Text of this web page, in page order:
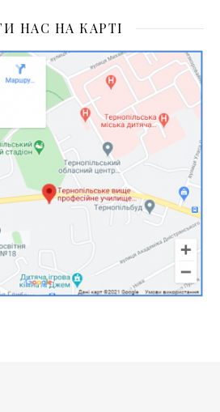
НАС НА КАРТІ